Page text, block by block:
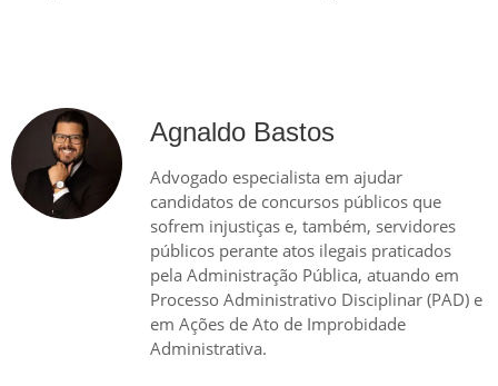
Agnaldo Bastos
Advogado especialista em ajudar
candidatos de concursos públicos que
sofrem injustiças e, também, servidores
públicos perante atos ilegais praticados
pela Administração Pública, atuando em
Processo Administrativo Disciplinar (PAD) e
em Ações de Ato de Improbidade
Administrativa.